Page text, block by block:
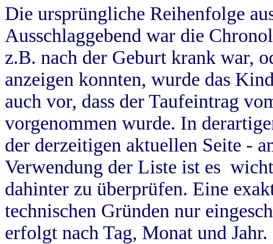
Die ursprüngliche Reihenfolge
Ausschlaggebend war die
z.B. nach der Geburt krank war,
anzeigen konnten, wurde das
auch vor, dass der Taufeintrag
vorgenommen wurde. In
der derzeitigen aktuellen Seite -
Verwendung der Liste ist es
dahinter zu überprüfen. Eine
technischen Gründen nur
erfolgt nach Tag, Monat und Jahr.